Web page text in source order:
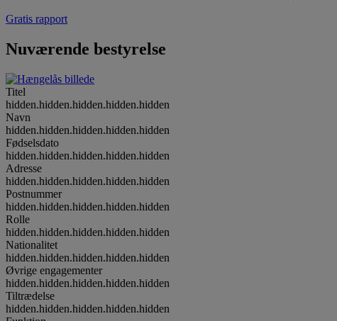
Gratis rapport
Nuværende bestyrelse
Titel
hidden.hidden.hidden.hidden.hidden
Navn
hidden.hidden.hidden.hidden.hidden
Fødselsdato
hidden.hidden.hidden.hidden.hidden
Adresse
hidden.hidden.hidden.hidden.hidden
Postnummer
hidden.hidden.hidden.hidden.hidden
Rolle
hidden.hidden.hidden.hidden.hidden
Nationalitet
hidden.hidden.hidden.hidden.hidden
Øvrige engagementer
hidden.hidden.hidden.hidden.hidden
Tiltrædelse
hidden.hidden.hidden.hidden.hidden